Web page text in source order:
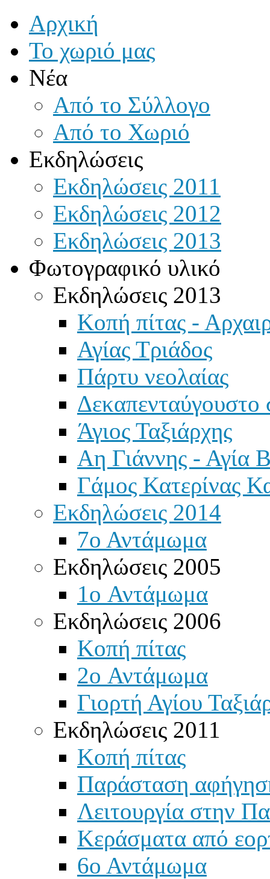
Αρχική
Το χωριό μας
Νέα
Από το Σύλλογο
Από το Χωριό
Εκδηλώσεις
Εκδηλώσεις 2011
Εκδηλώσεις 2012
Εκδηλώσεις 2013
Φωτογραφικό υλικό
Εκδηλώσεις 2013
Κοπή πίτας -
Αγίας Τριάδος
Πάρτυ νεολαίας
Δεκαπενταύγουστο
Άγιος Ταξιάρχης
Αη Γιάννης - Αγία
Γάμος Κατερίνας
Εκδηλώσεις 2014
7ο Αντάμωμα
Εκδηλώσεις 2005
1o Αντάμωμα
Εκδηλώσεις 2006
Κοπή πίτας
2o Αντάμωμα
Γιορτή Αγίου
Εκδηλώσεις 2011
Κοπή πίτας
Παράσταση
Λειτουργία στην
Κεράσματα από
6ο Αντάμωμα